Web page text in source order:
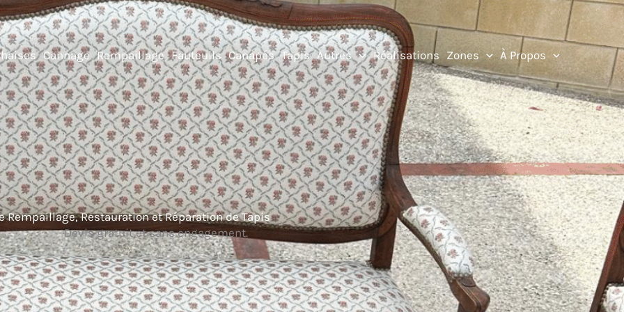
Cannage Rempaillage Fauteuils Canapés Tapis Autres Réalisations Zones À Propos
Rempaillage, Restauration et Réparation de Tapis
Devis gratuit et sans engagement.